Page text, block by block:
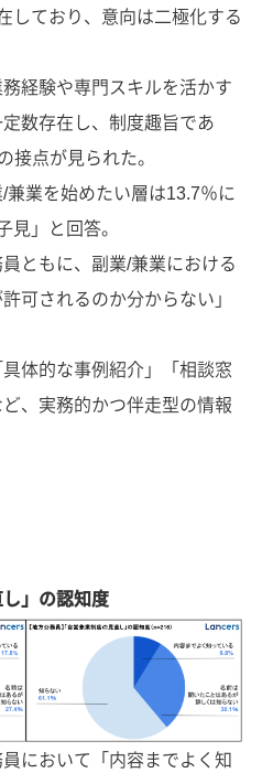
しており、意向は二極化する
経験や専門スキルを活かす
数存在し、制度趣旨であ
接点が見られた。
兼業を始めたい層は13.7％に
見」と回答。
ともに、副業/兼業における
可されるのか分からない」
体的な事例紹介」「相談窓
、実務的かつ伴走型の情報
」の認知度
において「内容までよく知